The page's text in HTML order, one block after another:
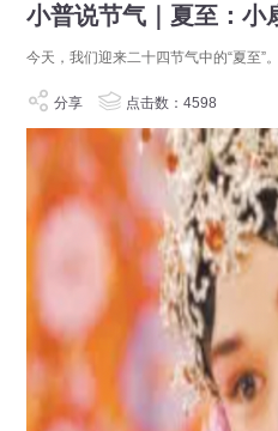
小普说节气｜夏至：小
今天，我们迎来二十四节气中的“夏至”。
分享 点击数：4598